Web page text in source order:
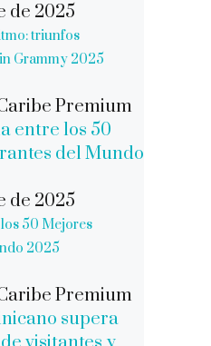
de 2025
triunfos
Grammy 2025
Premium
de 2025
50 Mejores
2025
Premium